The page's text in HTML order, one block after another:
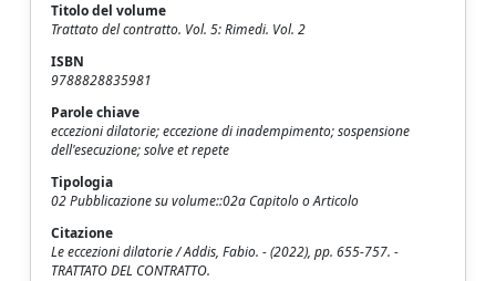
Titolo del volume
Trattato del contratto. Vol. 5: Rimedi. Vol. 2
ISBN
9788828835981
Parole chiave
eccezioni dilatorie; eccezione di inadempimento; sospensione
dell'esecuzione; solve et repete
Tipologia
02 Pubblicazione su volume::02a Capitolo o Articolo
Citazione
Le eccezioni dilatorie / Addis, Fabio. - (2022), pp. 655-757. -
TRATTATO DEL CONTRATTO.